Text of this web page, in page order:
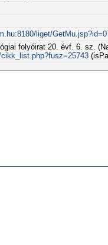
liget/
folyóirat 20. évf. 6. sz.